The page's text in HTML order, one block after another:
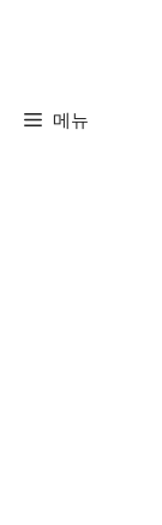
메뉴